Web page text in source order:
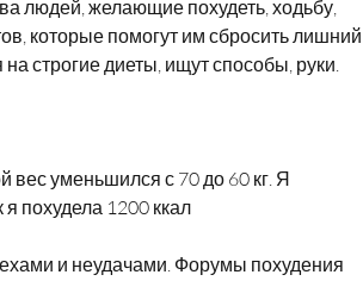
людей, желающие похудеть, ходьбу,
которые помогут им сбросить лишний
строгие диеты, ищут способы, руки.
вес уменьшился с 70 до 60 кг. Я
похудела 1200 ккал
и неудачами. Форумы похудения